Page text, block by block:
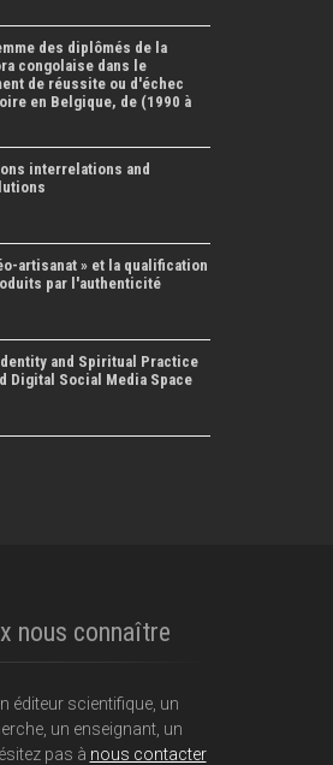
des diplômés de la
congolaise dans le
de réussite ou d'échec
en Belgique, de (1990 à
interrelations and
artisanat » et la qualification
par l'authenticité
and Spiritual Practice
Digital Social Media Space
nous connaître
éditeur scientifique, un
un enseignant, un
pas à nous contacter